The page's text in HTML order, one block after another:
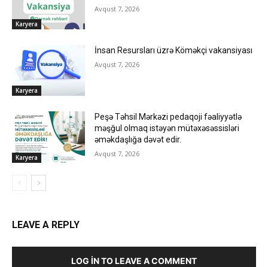
Karyera
Avqust 7, 2026
Karyera
İnsan Resursları üzrə Köməkçi vakansiyası
Avqust 7, 2026
Karyera
Peşə Təhsil Mərkəzi pedaqoji fəaliyyətlə
məşğul olmaq istəyən mütəxəsəssisləri
əməkdaşlığa dəvət edir.
Avqust 7, 2026
LEAVE A REPLY
LOG IN TO LEAVE A COMMENT